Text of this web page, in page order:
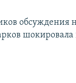
обсуждения
шокировала